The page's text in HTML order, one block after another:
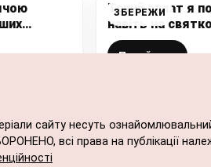
ЗБЕРЕЖИ
Такий салат я
навіть на
смачний і без
поєднання
Перейти →
сайту несуть
всі права на публікації